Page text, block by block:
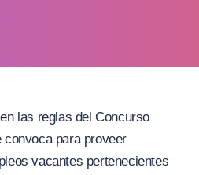
las reglas del Concurso
para proveer
vacantes pertenecientes